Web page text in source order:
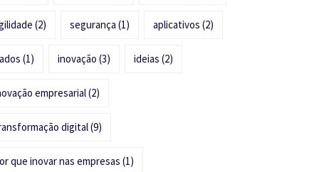
(2) segurança (1) aplicativos (2)
(1) inovação (3) ideias (2)
empresarial(2)
digital(9)
que inovar nas empresas (1)